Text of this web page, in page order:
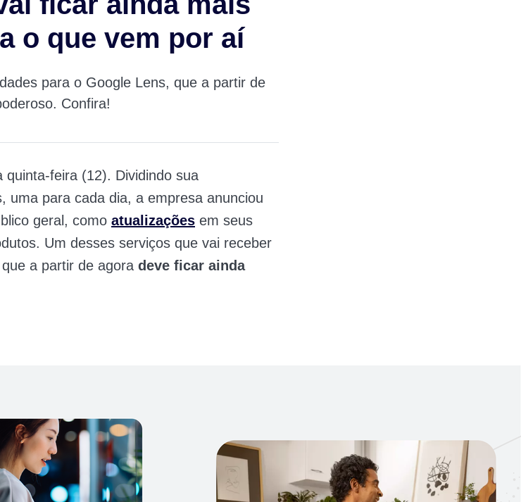
o que vem por aí
para o Google Lens, que a partir de
Confira!
quinta-feira (12). Dividindo sua
uma para cada dia, a empresa anunciou
geral, como atualizações em seus
Um desses serviços que vai receber
a partir de agora deve ficar ainda